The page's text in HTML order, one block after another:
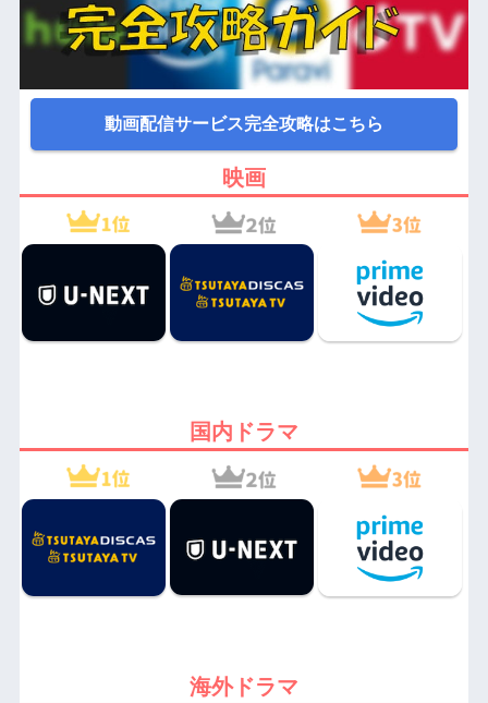
動画配信サービス完全攻略はこちら
映画
国内ドラマ
海外ドラマ